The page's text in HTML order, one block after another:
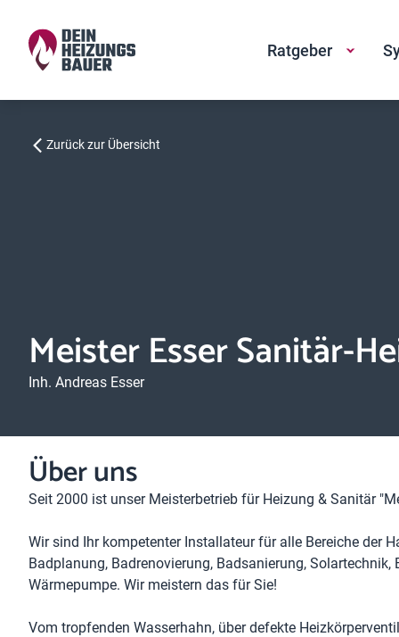
Ratgeber
Zurück zur Übersicht
Meister Esser Sanitär-
Inh. Andreas Esser
Über uns
Seit 2000 ist unser Meisterbetrieb für Heizung & Sanitär
Wir sind Ihr kompetenter Installateur für alle Bereiche der
Badplanung, Badrenovierung, Badsanierung,
Wärmepumpe. Wir meistern das für Sie!
Vom tropfenden Wasserhahn, über defekte